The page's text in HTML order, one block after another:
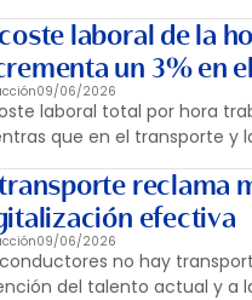
laboral de la
un 3% en
09/06/2026
laboral total por hora
que en el transporte y
reclama
efectiva
09/06/2026
no hay
del talento actual y a